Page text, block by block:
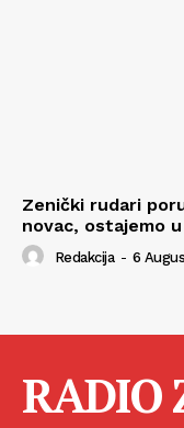
Zenički rudari
novac, ostajemo u
Redakcija - 6
RADIO